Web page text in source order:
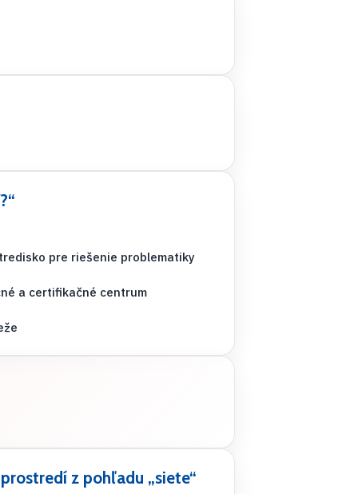
pre riešenie problematiky
a certifikačné centrum
z pohľadu „siete“